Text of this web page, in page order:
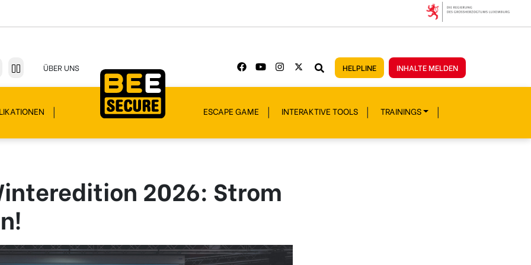
ÜBER UNS HELPLINE INHALTE MELDEN
ESCAPE GAME INTERAKTIVE TOOLS TRAININGS
2026: Strom